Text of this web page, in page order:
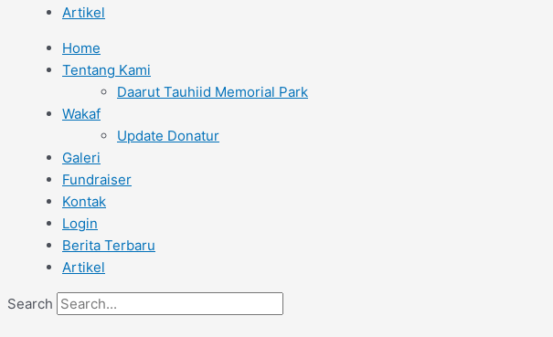
Artikel
Home
Tentang Kami
Daarut Tauhiid Memorial Park
Wakaf
Update Donatur
Galeri
Fundraiser
Kontak
Login
Berita Terbaru
Artikel
Search